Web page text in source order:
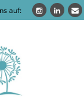
auf: